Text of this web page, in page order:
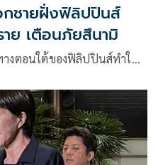
ชายฝั่งฟิลิปปินส์
ย เตือนภัยสึนามิ
งตอนใต้ของฟิลิปปินส์ทำใ…